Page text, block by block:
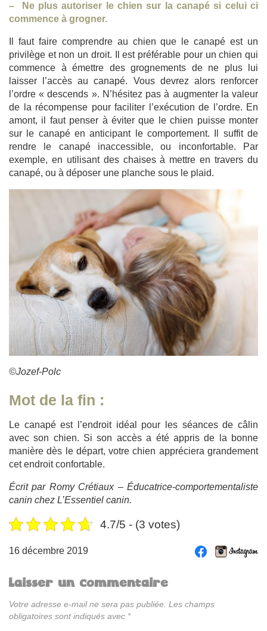
– Ne plus autoriser le chien sur la canapé si celui ci
commence à grogner.
Il faut faire comprendre au chien que le canapé est un
privilège et non un droit. Il est préférable pour un chien qui
commence à émettre des grognements de ne plus lui
laisser l’accès au canapé. Vous devrez alors renforcer
l’ordre « descends ». N’hésitez pas à augmenter la valeur
de la récompense pour faciliter l’exécution de l’ordre. En
amont, il faut penser à éviter que le chien puisse monter
sur le canapé en anticipant le comportement. Il suffit de
rendre le canapé inaccessible, ou inconfortable. Par
exemple, en utilisant des chaises à mettre en travers du
canapé, ou à déposer une planche sous le plaid.
©Jozef-Polc
Mot de la fin :
Le canapé est l’endroit idéal pour les séances de câlin
avec son chien. Si son accès a été appris de la bonne
manière dès le départ, votre chien appréciera grandement
cet endroit confortable.
Écrit par Romy Crétiaux – Éducatrice-comportementaliste
canin chez L’Essentiel canin.
4.7/5 - (3 votes)
16 décembre 2019
Laisser un commentaire
Votre adresse e-mail ne sera pas publiée. Les champs
obligatoires sont indiqués avec *